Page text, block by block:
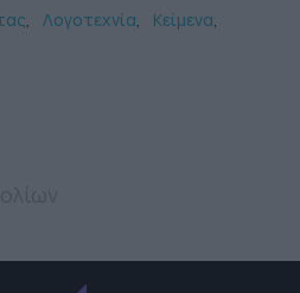
Λογοτεχνία
Κείμενα